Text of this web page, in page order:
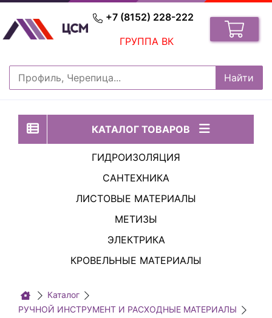
+7 (8152) 228-222
ГРУППА ВК
КАТАЛОГ ТОВАРОВ
ГИДРОИЗОЛЯЦИЯ
САНТЕХНИКА
ЛИСТОВЫЕ МАТЕРИАЛЫ
МЕТИЗЫ
ЭЛЕКТРИКА
КРОВЕЛЬНЫЕ МАТЕРИАЛЫ
Каталог
РУЧНОЙ ИНСТРУМЕНТ И РАСХОДНЫЕ МАТЕРИАЛЫ